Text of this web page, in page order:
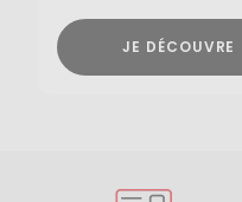
JE DÉCOUVRE